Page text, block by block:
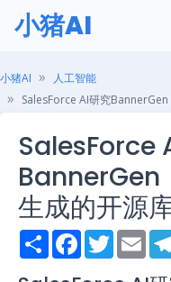
小猪AI
小猪AI
人工智能
SalesForce AI研究
SalesForce
BannerGen
生成的开源
S
h
F
a
T
w
E
m